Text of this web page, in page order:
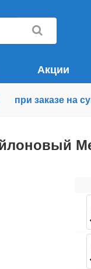
Акции
при заказе на